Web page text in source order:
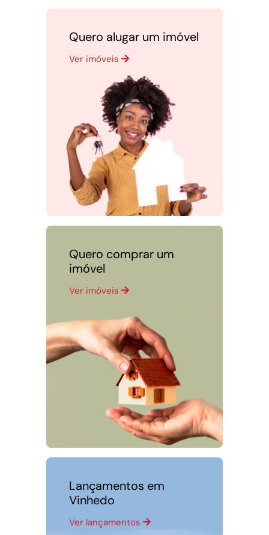
Quero alugar um imóvel
Ver imóveis
Quero comprar um
imóvel
Ver imóveis
Lançamentos em
Vinhedo
Ver lançamentos